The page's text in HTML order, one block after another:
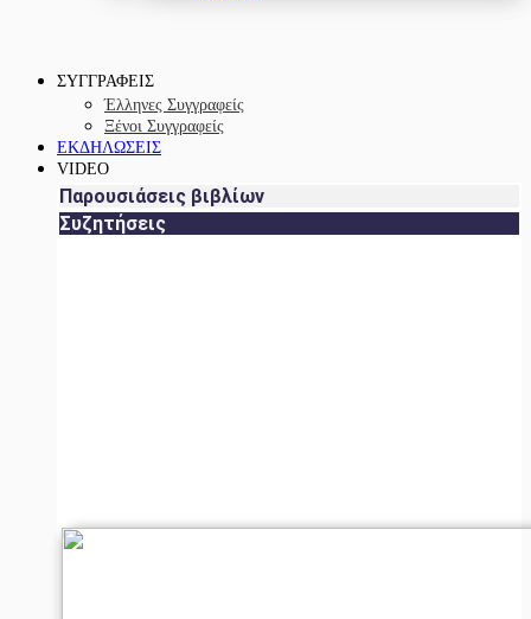
ΣΥΓΓΡΑΦΕΙΣ
Έλληνες Συγγραφείς
Ξένοι Συγγραφείς
ΕΚΔΗΛΩΣΕΙΣ
VIDEO
Παρουσιάσεις βιβλίων
Συζητήσεις